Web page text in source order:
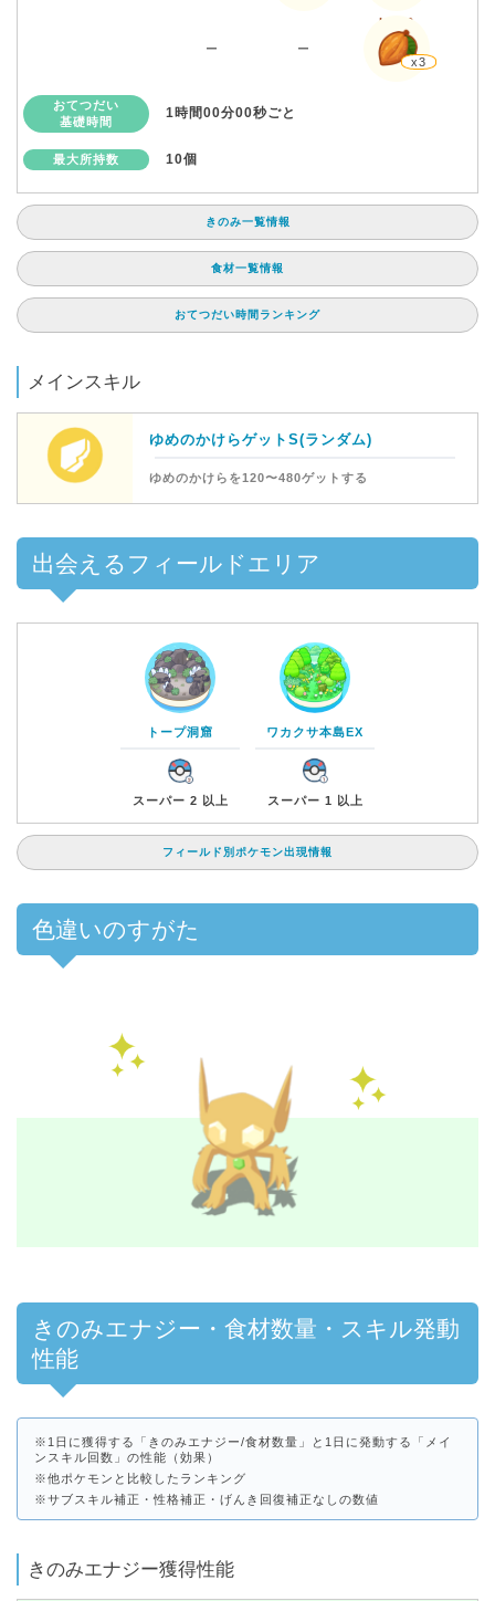
ー ー
Lv.60
x3
おてつだい
基礎時間
1時間00分00秒ごと
最大所持数 10個
きのみ一覧情報
食材一覧情報
おてつだい時間ランキング
メインスキル
ゆめのかけらゲットS(ランダム)
ゆめのかけらを120〜480ゲットする
出会えるフィールドエリア
トープ洞窟
スーパー 2 以上
ワカクサ本島EX
スーパー 1 以上
フィールド別ポケモン出現情報
色違いのすがた
きのみエナジー・食材数量・スキル発動
性能
※1日に獲得する「きのみエナジー/食材数量」と1日に発動する「メイ
ンスキル回数」の性能（効果）
※他ポケモンと比較したランキング
※サブスキル補正・性格補正・げんき回復補正なしの数値
きのみエナジー獲得性能